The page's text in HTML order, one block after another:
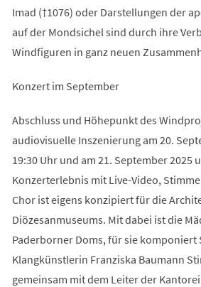
Imad (†1076) oder Darstellungen der
auf der Mondsichel sind durch ihre
Windfiguren in ganz neuen
Konzert im September
Abschluss und Höhepunkt des
audiovisuelle Inszenierung am 20.
19:30 Uhr und am 21. September 2025
Konzerterlebnis mit Live-Video,
Chor ist eigens konzipiert für die
Diözesanmuseums. Mit dabei ist die
Paderborner Doms, für sie komponiert
Klangkünstlerin Franziska Baumann
gemeinsam mit dem Leiter der